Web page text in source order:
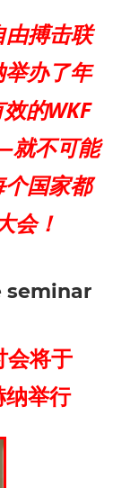
搏击联
办了年
的WKF
不可能
国家都
会！
seminar
会将于
举行